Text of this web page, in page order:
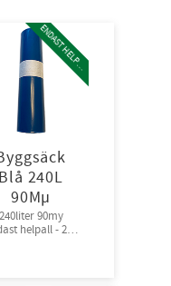
Blå 240L
90Mµ
240liter 90my
helpall - 250
E
N
D
A
S
T
H
E
L
P
A
L
L